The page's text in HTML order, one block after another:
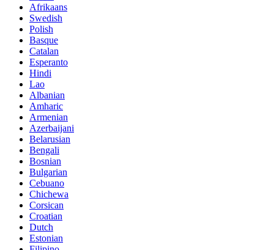
Afrikaans
Swedish
Polish
Basque
Catalan
Esperanto
Hindi
Lao
Albanian
Amharic
Armenian
Azerbaijani
Belarusian
Bengali
Bosnian
Bulgarian
Cebuano
Chichewa
Corsican
Croatian
Dutch
Estonian